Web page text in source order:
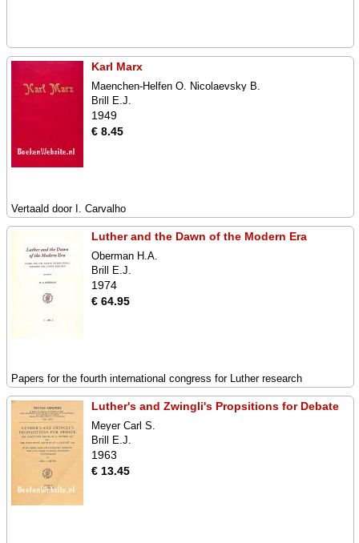
Karl Marx
Maenchen-Helfen O. Nicolaevsky B.
Brill E.J.
1949
€ 8.45
Vertaald door I. Carvalho
Luther and the Dawn of the Modern Era
Oberman H.A.
Brill E.J.
1974
€ 64.95
Papers for the fourth international congress for Luther research
Luther's and Zwingli's Propsitions for Debate
Meyer Carl S.
Brill E.J.
1963
€ 13.45